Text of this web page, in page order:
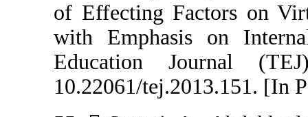
of Effecting
with
Education
10.22061/